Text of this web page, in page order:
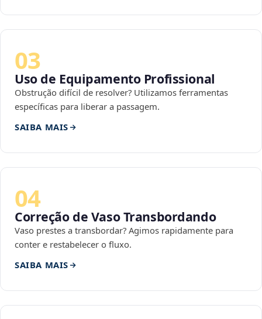
03
Uso de Equipamento Profissional
Obstrução difícil de resolver? Utilizamos ferramentas
específicas para liberar a passagem.
SAIBA MAIS
04
Correção de Vaso Transbordando
Vaso prestes a transbordar? Agimos rapidamente para
conter e restabelecer o fluxo.
SAIBA MAIS